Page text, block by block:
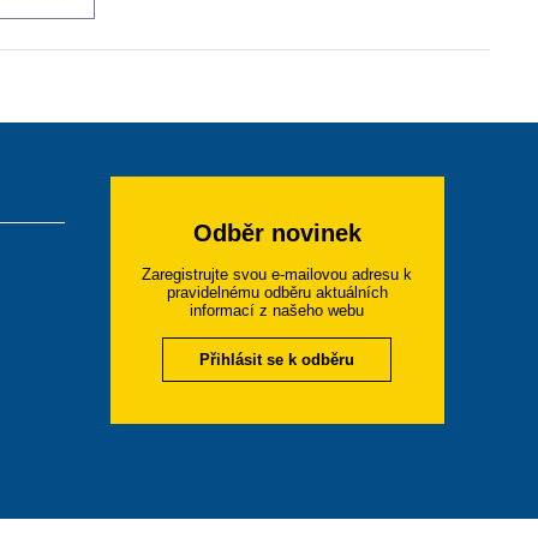
Odběr novinek
Zaregistrujte svou e-mailovou adresu k
pravidelnému odběru aktuálních
informací z našeho webu
Přihlásit se k odběru